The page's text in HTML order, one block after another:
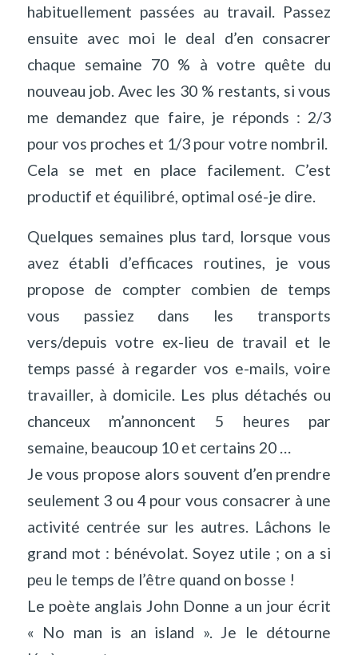
habituellement passées au travail. Passez
ensuite avec moi le deal d’en consacrer
chaque semaine 70 % à votre quête du
nouveau job. Avec les 30 % restants, si vous
me demandez que faire, je réponds : 2/3
pour vos proches et 1/3 pour votre nombril.
Cela se met en place facilement. C’est
productif et équilibré, optimal osé-je dire.
Quelques semaines plus tard, lorsque vous
avez établi d’efficaces routines, je vous
propose de compter combien de temps
vous passiez dans les transports
vers/depuis votre ex-lieu de travail et le
temps passé à regarder vos e-mails, voire
travailler, à domicile. Les plus détachés ou
chanceux m’annoncent 5 heures par
semaine, beaucoup 10 et certains 20 …
Je vous propose alors souvent d’en prendre
seulement 3 ou 4 pour vous consacrer à une
activité centrée sur les autres. Lâchons le
grand mot : bénévolat. Soyez utile ; on a si
peu le temps de l’être quand on bosse !
Le poète anglais John Donne a un jour écrit
« No man is an island ». Je le détourne